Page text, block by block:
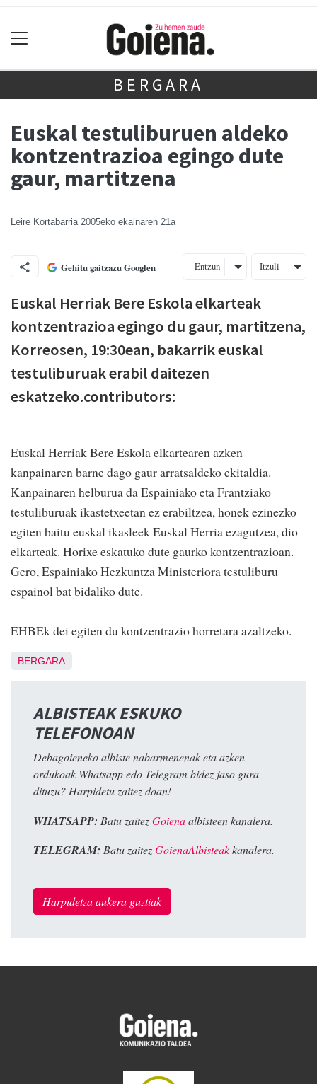
BERGARA
Euskal testuliburuen aldeko
kontzentrazioa egingo dute
gaur, martitzena
Leire Kortabarria 2005eko ekainaren 21a
Gehitu gaitzazu Googlen Entzun Itzuli
Euskal Herriak Bere Eskola elkarteak
kontzentrazioa egingo du gaur, martitzena,
Korreosen, 19:30ean, bakarrik euskal
testuliburuak erabil daitezen
eskatzeko.contributors:
Euskal Herriak Bere Eskola elkartearen azken
kanpainaren barne dago gaur arratsaldeko ekitaldia.
Kanpainaren helburua da Espainiako eta Frantziako
testuliburuak ikastetxeetan ez erabiltzea, honek ezinezko
egiten baitu euskal ikasleek Euskal Herria ezagutzea, dio
elkarteak. Horixe eskatuko dute gaurko kontzentrazioan.
Gero, Espainiako Hezkuntza Ministeriora testuliburu
espainol bat bidaliko dute.
EHBEk dei egiten du kontzentrazio horretara azaltzeko.
BERGARA
ALBISTEAK ESKUKO
TELEFONOAN
Debagoieneko albiste nabarmenenak eta azken
ordukoak Whatsapp edo Telegram bidez jaso gura
dituzu? Harpidetu zaitez doan!
WHATSAPP: Batu zaitezGoienaalbisteen kanalera.
TELEGRAM: Batu zaitezGoienaAlbisteakkanalera.
Harpidetza aukera guztiak